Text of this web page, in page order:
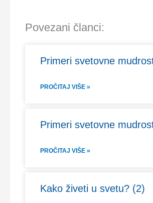
Povezani članci:
Primeri svetovne
PROČITAJ VIŠE »
Primeri svetovne
PROČITAJ VIŠE »
Kako živeti u svetu? (2)